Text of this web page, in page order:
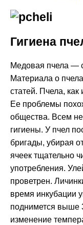
Гигиена
Медовая пчела —
Материала о
статей. Пчела,
Ее проблемы
общества. Всем
гигиены. У пчел
бригады, убирая
ячеек тщательно
употребления.
проветрен.
время инкубации
поднимется выше
изменение